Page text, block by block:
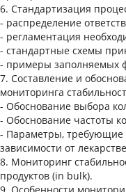
6. Стандартизация
- распределение
- регламентация
- стандартные схемы
- примеры заполняемых
7. Составление и
мониторинга
- Обоснование выбора
- Обоснование частоты
- Параметры, требующие
зависимости от
8. Мониторинг
продуктов (in bulk).
9. Особенности